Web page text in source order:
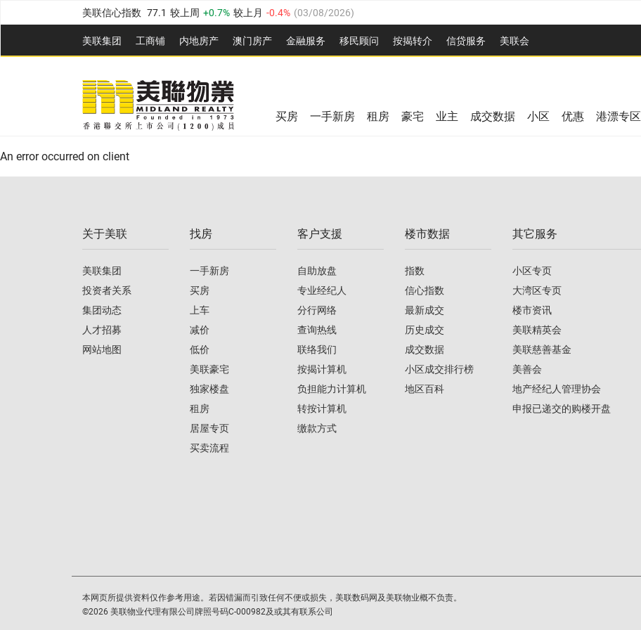
美联信心指数 77.1 较上周 0.7% 较上月 -0.4% (03/08/2026)
全港指数 149.1 较上周 0% 较上月 0.4% ( 03/08/2026
港岛指数 157.4 较上周 -0.3% 较上月 -0.8% (03/08/2026)
九龙指数 156.4 较上周 -0.1% 较上月
新界指数 134.8 较上周 0.1% 较上月 03/08/2026
美联信心指数 77.1 较上周 0.7% 较上月
美联集团 工商铺 内地房产 澳⻔房产 金融服务 移民顾问 按揭转介 信贷服务 美联会
全港指数 149.1 较上周 0% 较上月
美联信心指数 较上周 0.7% 03/08/2026
买房 一手新房 租房 豪宅 业主 成交数据 小区 优惠 港漂专区
An error occurred on client
关于美联
美联集团
投资者关系
集团动态
人才招募
网站地图
找房
一手新房
买房
上车
减价
低价
美联豪宅
独家楼盘
租房
居屋专页
买卖流程
客户支援
自助放盘
专业经纪人
分行网络
查询热线
联络我们
按揭计算机
负担能力计算机
转按计算机
缴款方式
楼市数据
指数
信心指数
最新成交
历史成交
成交数据
小区成交排行榜
地区百科
其它服务
小区专页
大湾区专页
楼市资讯
美联精英会
美联慈善基金
美善会
地产经纪人管理协会
申报已递交的购楼开盘
本网页所提供资料仅作参考用途。若因错漏而引致任何不便或损失，美联数码网及美联物业概不负责。
©2026 美联物业代理有限公司牌照号码C-000982及或其有联系公司